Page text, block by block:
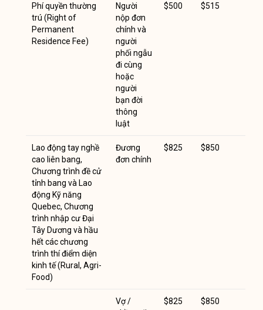
Phí quyền thường
trú (Right of
Permanent
Residence Fee)
Người
nộp đơn
chính và
người
phối ngẫu
đi cùng
hoặc
người
bạn đời
thông
luật
$500 $515
Lao động tay nghề
cao liên bang,
Chương trình đề cử
tỉnh bang và Lao
động Kỹ năng
Quebec, Chương
trình nhập cư Đại
Tây Dương và hầu
hết các chương
trình thí điểm diện
kinh tế (Rural, Agri-
Food)
Đương
đơn chính
$825 $850
Vợ /
$825 $850